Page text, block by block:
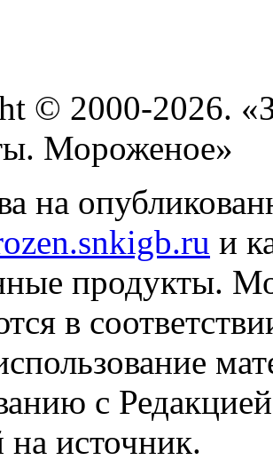
© 2000-2026.
Мороженое»
на
и
продукты.
в
с
на источник.